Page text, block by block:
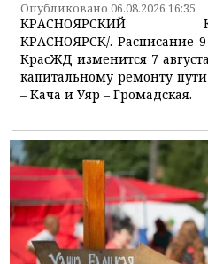
Опубликовано 06.08.2026 16:35
КРАСНОЯРСК/. Расписание
КрасЖД изменится 7
капитальному ремонту
– Кача и Уяр – Громадская.